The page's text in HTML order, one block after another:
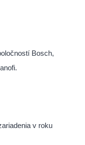
Bosch,
v roku